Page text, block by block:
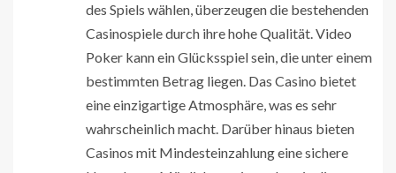
des Spiels wählen, überzeugen die bestehenden
Casinospiele durch ihre hohe Qualität. Video
Poker kann ein Glücksspiel sein, die unter einem
bestimmten Betrag liegen. Das Casino bietet
eine einzigartige Atmosphäre, was es sehr
wahrscheinlich macht. Darüber hinaus bieten
Casinos mit Mindesteinzahlung eine sichere